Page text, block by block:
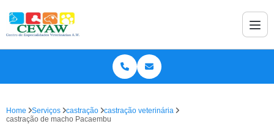
Home Serviços castração
castração veterinária
castração de macho Pacaembu